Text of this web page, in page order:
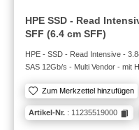
HPE SSD - Read
SFF (6.4 cm SFF)
HPE - SSD - Read Intensive -
SAS 12Gb/s - Multi Vendor - mit
Zum Merkzettel hinzufügen
Artikel-Nr. : 11235519000